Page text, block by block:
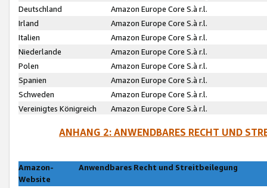
Deutschland
Amazon Europe Core S.à r.l.
Irland
Amazon Europe Core S.à r.l.
Italien
Amazon Europe Core S.à r.l.
Niederlande
Amazon Europe Core S.à r.l.
Polen
Amazon Europe Core S.à r.l.
Spanien
Amazon Europe Core S.à r.l.
Schweden
Amazon Europe Core S.à r.l.
Vereinigtes Königreich
Amazon Europe Core S.à r.l.
ANHANG 2: ANWENDBARES RECHT UND
Amazon-
Website
Anwendbares Recht und Streitbeilegung